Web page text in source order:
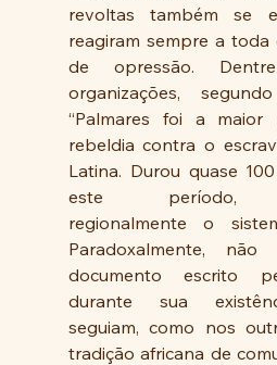
revoltas também se
reagiram sempre a toda
de opressão.
organizações,
“Palmares foi a maior
rebeldia contra o
Latina. Durou quase
este período,
regionalmente o
Paradoxalmente,
documento escrito
durante sua
seguiam, como nos
tradição africana de